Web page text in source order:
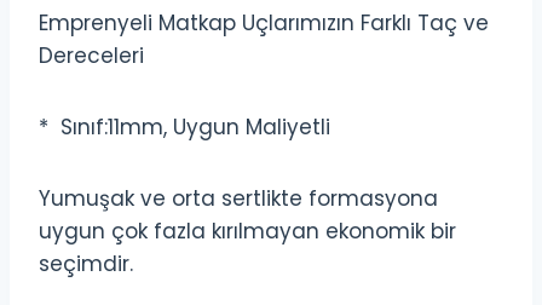
Emprenyeli Matkap Uçlarımızın Farklı Taç ve
Dereceleri
* Sınıf:11mm, Uygun Maliyetli
Yumuşak ve orta sertlikte formasyona
uygun çok fazla kırılmayan ekonomik bir
seçimdir.